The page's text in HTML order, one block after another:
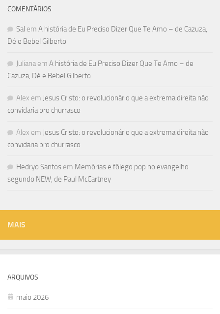
COMENTÁRIOS
Sal em A história de Eu Preciso Dizer Que Te Amo – de Cazuza,
Dé e Bebel Gilberto
Juliana em A história de Eu Preciso Dizer Que Te Amo – de
Cazuza, Dé e Bebel Gilberto
Alex em Jesus Cristo: o revolucionário que a extrema direita não
convidaria pro churrasco
Alex em Jesus Cristo: o revolucionário que a extrema direita não
convidaria pro churrasco
Hedryo Santos em Memórias e fôlego pop no evangelho
segundo NEW, de Paul McCartney
MAIS
ARQUIVOS
maio 2026